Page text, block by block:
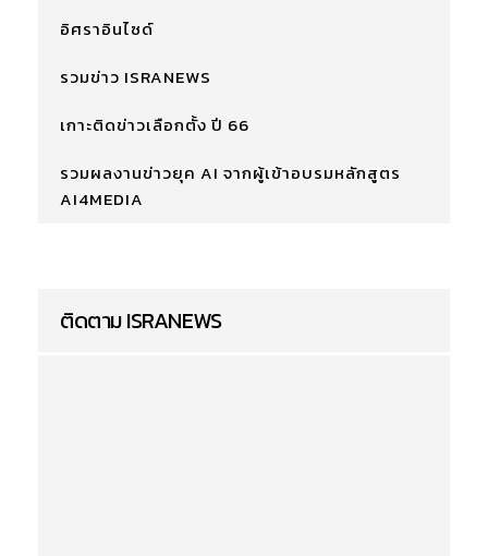
อิศราอินไซด์
รวมข่าว ISRANEWS
เกาะติดข่าวเลือกตั้ง ปี 66
รวมผลงานข่าวยุค AI จากผู้เข้าอบรมหลักสูตร
AI4MEDIA
ติดตาม ISRANEWS